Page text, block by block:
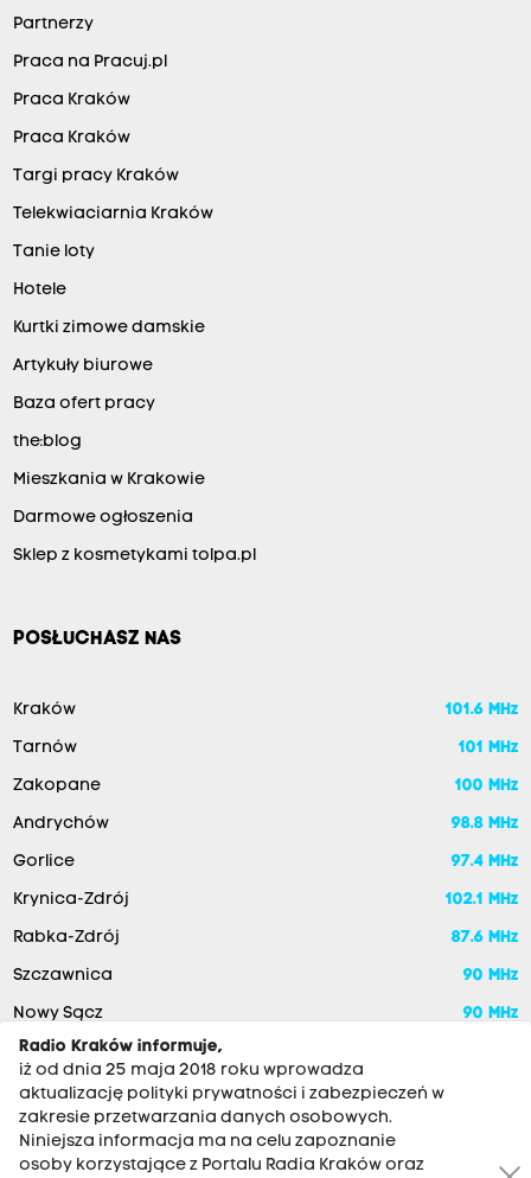
Partnerzy
Praca na Pracuj.pl
Praca Kraków
Praca Kraków
Targi pracy Kraków
Telekwiaciarnia Kraków
Tanie loty
Hotele
Kurtki zimowe damskie
Artykuły biurowe
Baza ofert pracy
the:blog
Mieszkania w Krakowie
Darmowe ogłoszenia
Sklep z kosmetykami tolpa.pl
POSŁUCHASZ NAS
Kraków 101.6 MHz
Tarnów 101 MHz
Zakopane 100 MHz
Andrychów 98.8 MHz
Gorlice 97.4 MHz
Krynica-Zdrój 102.1 MHz
Rabka-Zdrój 87.6 MHz
Szczawnica 90 MHz
Nowy Sącz
90 MHz
Radio Kraków informuje,
iż od dnia 25 maja 2018 roku wprowadza
aktualizację polityki prywatności i zabezpieczeń w
zakresie przetwarzania danych osobowych.
Niniejsza informacja ma na celu zapoznanie
osoby korzystające z Portalu Radia Kraków oraz